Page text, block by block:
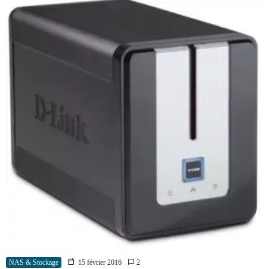
NAS & Stockage 15 février 2016 2